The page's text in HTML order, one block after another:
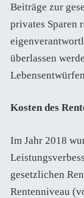
Beiträge zur
privates Sparen
überlassen
Kosten des
Im Jahr 2018
gesetzlichen
Rentenniveau